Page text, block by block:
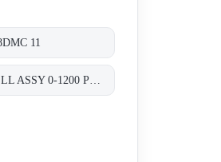
11